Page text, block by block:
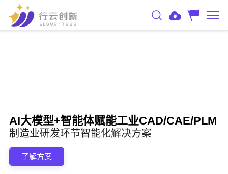
AI大模型+智能体赋能工业CAD/CAE/PLM
制造业研发环节智能化解决方案
了解方案